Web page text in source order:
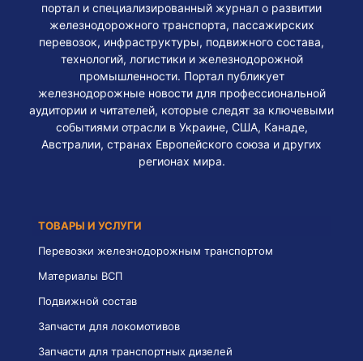
портал и специализированный журнал о развитии
железнодорожного транспорта, пассажирских
перевозок, инфраструктуры, подвижного состава,
технологий, логистики и железнодорожной
промышленности. Портал публикует
железнодорожные новости для профессиональной
аудитории и читателей, которые следят за ключевыми
событиями отрасли в Украине, США, Канаде,
Австралии, странах Европейского союза и других
регионах мира.
ТОВАРЫ И УСЛУГИ
Перевозки железнодорожным транспортом
Материалы ВСП
Подвижной состав
Запчасти для локомотивов
Запчасти для транспортных дизелей